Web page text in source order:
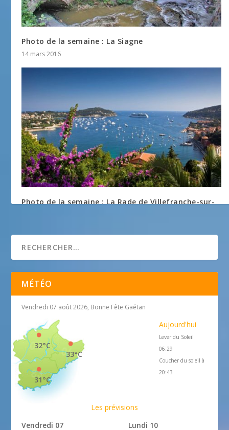
Photo de la semaine : La Siagne
14 mars 2016
Photo de la semaine : La Rade de Villefranche-sur-
MÉTÉO
Vendredi 07 août 2026, Bonne Fête Gaétan
33°C
32°C
31°C
Aujourd'hui
Lever du Soleil
06:29
Coucher du soleil à
20:43
Les prévisions
Vendredi 07
Lundi 10